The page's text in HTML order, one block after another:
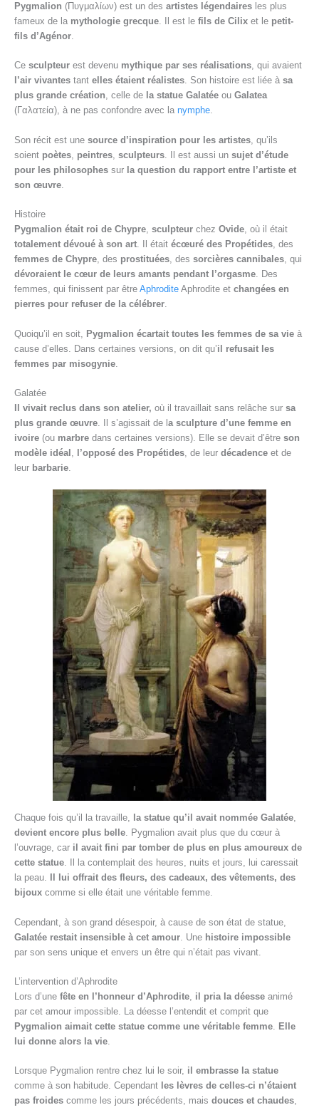
Pygmalion (Πυγμαλίων) est un des artistes légendaires les plus
fameux de la mythologie grecque . Il est le fils de Cilix et le petit-
fils d’Agénor
Ce sculpteur est devenu mythique par ses réalisations, qui avaient
l’air vivantes tant elles étaient réalistes. Son histoire est liée à sa
plus grande création, celle de la statue Galatée ou Galatea
(Γαλατεία), à ne pas confondre avec la nymphe.
Son récit est une source d’inspiration pour les artistes , qu’ils
soient poètes peintres sculpteurs . Il est aussi un sujet d’étude
pour les philosophes sur la question du rapport entre l’artiste et
son œuvre
Histoire
Pygmalion était roi de Chypre, sculpteur chez Ovide, où il était
totalement dévoué à son art. Il était écœuré des Propétides, des
femmes de Chypre, des prostituées, des sorcières cannibales, qui
dévoraient le cœur de leurs amants pendant l’orgasme. Des
femmes, qui finissent par être Aphrodite Aphrodite et changées en
pierres pour refuser de la célébrer.
Quoiqu’il en soit, Pygmalion écartait toutes les femmes de sa vie à
cause d’elles. Dans certaines versions, on dit qu’il refusait les
femmes par misogynie
Galatée
Il vivait reclus dans son atelier, où il travaillait sans relâche sur sa
plus grande œuvre. Il s’agissait de l a sculpture d’une femme en
ivoire (ou marbre dans certaines versions). Elle se devait d’être son
modèle idéal , l’opposé des Propétides, de leur décadence et de
leur barbarie.
Chaque fois qu’il la travaille, la statue qu’il avait nommée Galatée,
devient encore plus belle. Pygmalion avait plus que du cœur à
l’ouvrage, car il avait fini par tomber de plus en plus amoureux de
cette statue. Il la contemplait des heures, nuits et jours, lui caressait
la peau.
Il lui offrait des fleurs, des cadeaux, des vêtements, des
bijoux comme si elle était une véritable femme.
Cependant, à son grand désespoir, à cause de son état de statue,
Galatée restait insensible à cet amour . Une histoire impossible
par son sens unique et envers un être qui n’était pas vivant.
L’intervention d’Aphrodite
Lors d’une fête en l’honneur d’Aphrodite, il pria la déesse animé
par cet amour impossible. La déesse l’entendit et comprit que
Pygmalion aimait cette statue comme une véritable femme. Elle
lui donne alors la vie.
Lorsque Pygmalion rentre chez lui le soir, il embrasse la statue
comme à son habitude. Cependant les lèvres de celles-ci n’étaient
pas froides comme les jours précédents, mais douces et chaudes,